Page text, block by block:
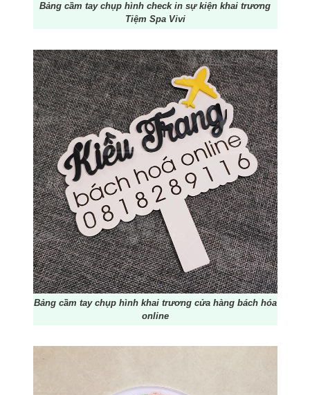
Bảng cầm tay chụp hình check in sự kiện khai trương
Tiệm Spa Vivi
Bảng cầm tay chụp hình khai trương cửa hàng bách hóa
online